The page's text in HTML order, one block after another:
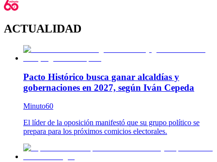
ACTUALIDAD
Pacto Histórico busca ganar alcaldías y
gobernaciones en 2027, según Iván Cepeda
Minuto60
El líder de la oposición manifestó que su grupo político se
prepara para los próximos comicios electorales.